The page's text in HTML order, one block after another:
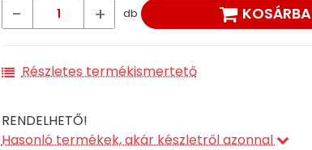
- + db KOSÁRBA
Részletes termékismertető
RENDELHETŐ!
Hasonló termékek, akár készletről azonnal